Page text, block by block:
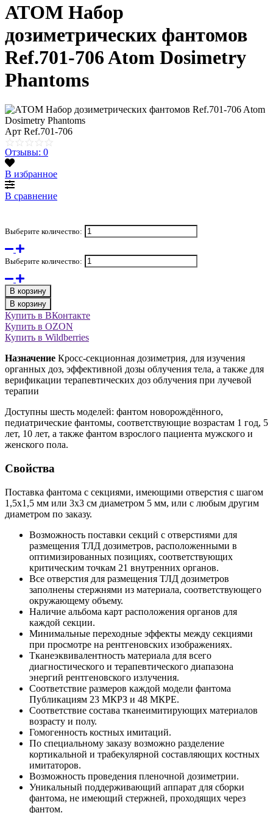
АТОМ Набор
дозиметрических фантомов
Ref.701-706 Atom Dosimetry
Phantoms
Арт Ref.701-706
Отзывы: 0
В избранное
В сравнение
Выберите количество:
Выберите количество:
В корзину
В корзину
Купить в ВКонтакте
Купить в OZON
Купить в Wildberries
Назначение Кросс-секционная дозиметрия, для изучения
органных доз, эффективной дозы облучения тела, а также для
верификации терапевтических доз облучения при лучевой
терапии
Доступны шесть моделей: фантом новорождённого,
педиатрические фантомы, соответствующие возрастам 1 год, 5
лет, 10 лет, а также фантом взрослого пациента мужского и
женского пола.
Свойства
Поставка фантома с секциями, имеющими отверстия с шагом
1,5х1,5 мм или 3х3 см диаметром 5 мм, или с любым другим
диаметром по заказу.
Возможность поставки секций с отверстиями для
размещения ТЛД дозиметров, расположенными в
оптимизированных позициях, соответствующих
критическим точкам 21 внутренних органов.
Все отверстия для размещения ТЛД дозиметров
заполнены стержнями из материала, соответствующего
окружающему объему.
Наличие альбома карт расположения органов для
каждой секции.
Минимальные переходные эффекты между секциями
при просмотре на рентгеновских изображениях.
Тканеэквивалентность материала для всего
диагностического и терапевтического диапазона
энергий рентгеновского излучения.
Соответствие размеров каждой модели фантома
Публикациям 23 МКРЗ и 48 МКРЕ.
Соответствие состава тканеимитирующих материалов
возрасту и полу.
Гомогенность костных имитаций.
По специальному заказу возможно разделение
кортикальной и трабекулярной составляющих костных
имитаторов.
Возможность проведения пленочной дозиметрии.
Уникальный поддерживающий аппарат для сборки
фантома, не имеющий стержней, проходящих через
фантом.